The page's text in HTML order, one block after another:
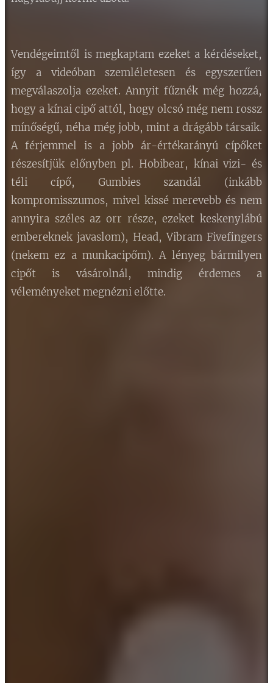
Vendégeimtől is megkaptam ezeket a kérdéseket,
így a videóban szemléletesen és egyszerűen
megválaszolja ezeket. Annyit fűznék még hozzá,
hogy a kínai cipő attól, hogy olcsó még nem rossz
mínőségű, néha még jobb, mint a drágább társaik.
A férjemmel is a jobb ár-értékarányú cípőket
részesítjük előnyben pl. Hobibear, kínai vizi- és
téli cípő, Gumbies szandál (inkább
kompromisszumos, mivel kissé merevebb és nem
annyira széles az orr része, ezeket keskenylábú
embereknek javaslom), Head, Vibram Fivefingers
(nekem ez a munkacipőm). A lényeg bármilyen
cipőt is vásárolnál, mindig érdemes a
véleményeket megnézni előtte.